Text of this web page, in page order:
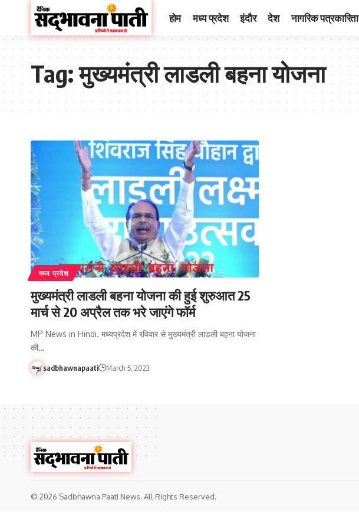
होम मध्य प्रदेश इंदौर देश नागरिक पत्रकारिता
Tag:मुख्यमंत्री लाडली बहना योजना
मध्य प्रदेश
मुख्यमंत्री लाडली बहना योजना की हुई शुरुआत 25
मार्च से 20 अप्रैल तक भरे जाएंगे फॉर्म
MP News in Hindi. मध्यप्रदेश में रविवार से मुख्यमंत्री लाडली बहना योजना
की…
sadbhawnapaati March 5, 2023
© 2026 Sadbhawna Paati News. All Rights Reserved.